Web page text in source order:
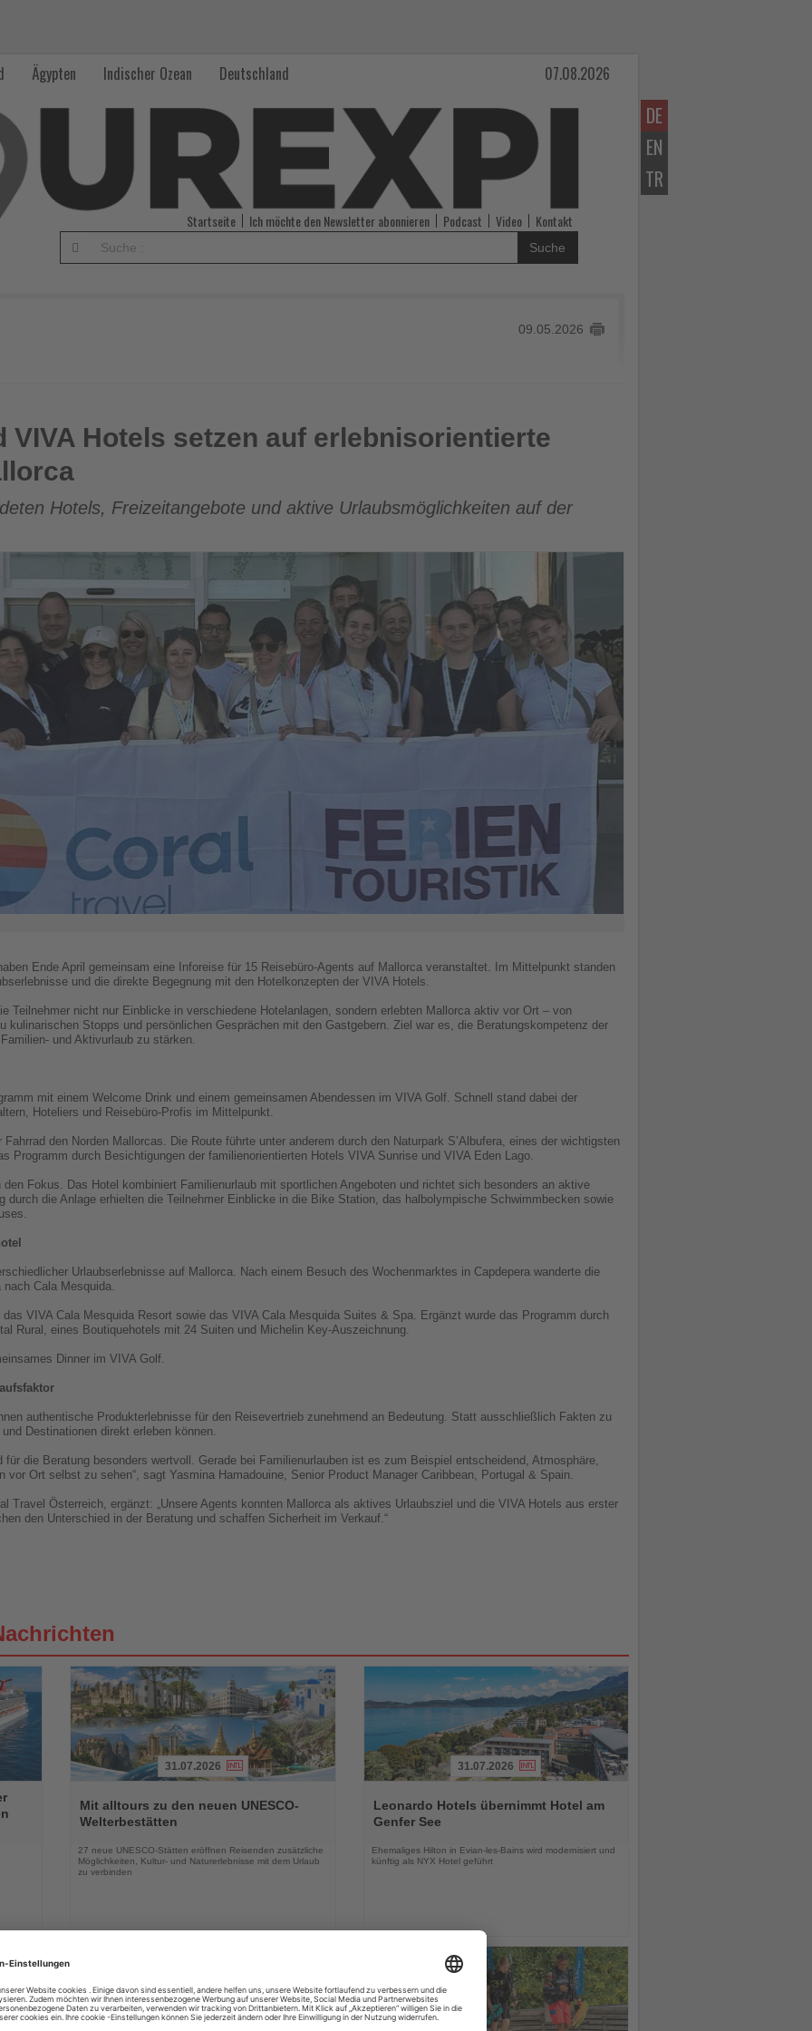
DE
EN
TR
Ägypten Indischer Ozean Deutschland 07.08.2026
Startseite Ich möchte den Newsletter abonnieren Podcast Video Kontakt
Suche
09.05.2026
auf erlebnisorientierte Inforeise auf Mallorca
VIVA Hotels setzen auf erlebnisorientierte
Hotels, Freizeitangebote und aktive Urlaubsmöglichkeiten auf der
Ende April gemeinsam eine Inforeise für 15 Reisebüro-Agents auf Mallorca veranstaltet. Im Mittelpunkt standen
und die direkte Begegnung mit den Hotelkonzepten der VIVA Hotels.
Teilnehmer nicht nur Einblicke in verschiedene Hotelanlagen, sondern erlebten Mallorca aktiv vor Ort – von
kulinarischen Stopps und persönlichen Gesprächen mit den Gastgebern. Ziel war es, die Beratungskompetenz der
und Aktivurlaub zu stärken.
mit einem Welcome Drink und einem gemeinsamen Abendessen im VIVA Golf. Schnell stand dabei der
Hoteliers und Reisebüro-Profis im Mittelpunkt.
den Norden Mallorcas. Die Route führte unter anderem durch den Naturpark S’Albufera, eines der wichtigsten
Programm durch Besichtigungen der familienorientierten Hotels VIVA Sunrise und VIVA Eden Lago.
Fokus. Das Hotel kombiniert Familienurlaub mit sportlichen Angeboten und richtet sich besonders an aktive
durch die Anlage erhielten die Teilnehmer Einblicke in die Bike Station, das halbolympische Schwimmbecken sowie
Urlaubserlebnisse auf Mallorca. Nach einem Besuch des Wochenmarktes in Capdepera wanderte die
Cala Mesquida.
VIVA Cala Mesquida Resort sowie das VIVA Cala Mesquida Suites & Spa. Ergänzt wurde das Programm durch
Rural, eines Boutiquehotels mit 24 Suiten und Michelin Key-Auszeichnung.
Dinner im VIVA Golf.
authentische Produkterlebnisse für den Reisevertrieb zunehmend an Bedeutung. Statt ausschließlich Fakten zu
Destinationen direkt erleben können.
für die Beratung besonders wertvoll. Gerade bei Familienurlauben ist es zum Beispiel entscheidend, Atmosphäre,
vor Ort selbst zu sehen“, sagt Yasmina Hamadouine, Senior Product Manager Caribbean, Portugal & Spain.
Travel Österreich, ergänzt: „Unsere Agents konnten Mallorca als aktives Urlaubsziel und die VIVA Hotels aus erster
den Unterschied in der Beratung und schaffen Sicherheit im Verkauf.“
Sie
die
31.07.2026
Mit alltours zu den neuen UNESCO-
Welterbestätten
27 neue UNESCO-Stätten eröffnen Reisenden zusätzliche
Möglichkeiten, Kultur- und Naturerlebnisse mit dem Urlaub
zu verbinden
Sie
die
31.07.2026
Leonardo Hotels übernimmt Hotel am
Genfer See
Ehemaliges Hilton in Evian-les-Bains wird modernisiert und
künftig als NYX Hotel geführt